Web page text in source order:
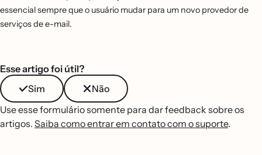
essencial sempre que o usuário mudar para um novo provedor de
serviços de e-mail.
Esse artigo foi útil?
Sim
Não
Use esse formulário somente para dar feedback sobre os
artigos. Saiba como entrar em contato com o suporte.